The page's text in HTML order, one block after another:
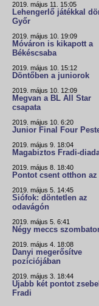
2019. május 11. 15:05
Lehengerlő játékkal
Győr
2019. május 10. 19:09
Móváron is kikapott a
Békéscsaba
2019. május 10. 15:12
Döntőben a juniorok
2019. május 10. 12:09
Megvan a BL All Star
csapata
2019. május 10. 6:20
Junior Final Four
2019. május 9. 18:04
Magabiztos Fradi-
2019. május 8. 18:40
Pontot csent otthon az
2019. május 5. 14:45
Siófok: döntetlen az
odavágón
2019. május 5. 6:41
Négy meccs
2019. május 4. 18:08
Danyi megerősítve
pozíciójában
2019. május 3. 18:44
Újabb két pontot
Fradi